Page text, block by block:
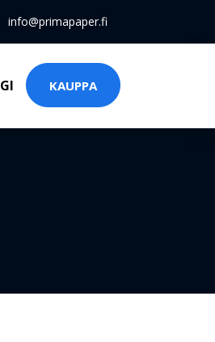
info@primapaper.fi
KAUPPA